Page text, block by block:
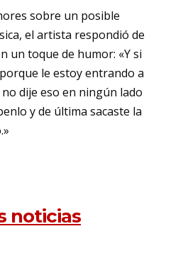
sobre un posible
el artista respondió de
un toque de humor: «Y si
le estoy entrando a
dije eso en ningún lado
y de última sacaste la
noticias